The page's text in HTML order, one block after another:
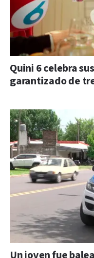
Quini 6 celebra
garantizado de
Un joven fue